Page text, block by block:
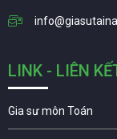
LINK - LIÊN
Gia sư môn Toán